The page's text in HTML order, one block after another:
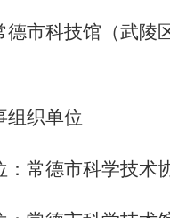
德市科技馆（武陵
组织单位
：常德市科学技术